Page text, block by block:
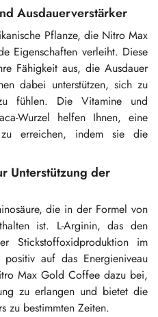
Ausdauerverstärker
Pflanze, die Nitro Max
Eigenschaften verleiht. Diese
Fähigkeit aus, die Ausdauer
dabei unterstützen, sich zu
fühlen. Die Vitamine und
Wurzel helfen Ihnen, eine
zu erreichen, indem sie die
Unterstützung der
die in der Formel von
ist. L-Arginin, das den
Stickstoffoxidproduktion im
auf das Energieniveau
Max Gold Coffee dazu bei,
zu erlangen und bietet die
zu bestimmten Zeiten.